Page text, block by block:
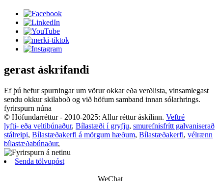
gerast áskrifandi
Ef þú hefur spurningar um vörur okkar eða verðlista, vinsamlegast
sendu okkur skilaboð og við höfum samband innan sólarhrings.
fyrirspurn núna
© Höfundarréttur - 2010-2025: Allur réttur áskilinn. Veftré
lyfti- eða veltibúnaður, Bílastæði í gryfju, smurefnisfrítt galvaniserað
stálreipi, Bílastæðakerfi á mörgum hæðum, Bílastæðakerfi, vélrænn
bílastæðabúnaður,
Senda tölvupóst
WeChat